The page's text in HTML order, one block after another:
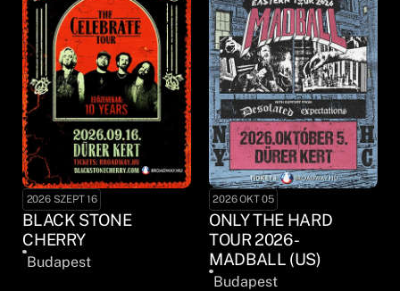
2026 SZEPT 16
BLACK STONE
CHERRY
Budapest
2026 OKT 05
ONLY THE HARD
TOUR 2026 -
MADBALL (US)
Budapest